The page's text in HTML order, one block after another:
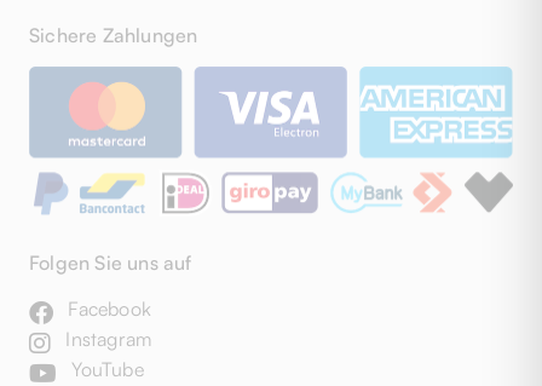
Sichere Zahlungen
Folgen Sie uns auf
Facebook
Instagram
YouTube